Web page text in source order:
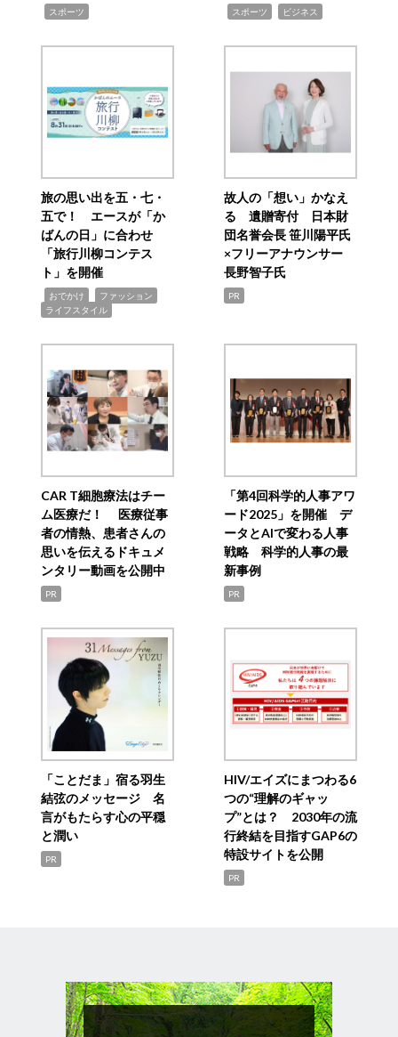
スポーツ スポーツ ビジネス
旅の思い出を五・七・
五で！ エースが「か
ばんの日」に合わせ
「旅行川柳コンテス
ト」を開催
おでかけ ファッション
ライフスタイル
故人の「想い」かなえ
る 遺贈寄付 日本財
団名誉会長 笹川陽平氏
×フリーアナウンサー
長野智子氏
PR
CAR T細胞療法はチー
ム医療だ！ 医療従事
者の情熱、患者さんの
思いを伝えるドキュメ
ンタリー動画を公開中
PR
「第4回科学的人事アワ
ード2025」を開催 デ
ータとAIで変わる人事
戦略 科学的人事の最
新事例
PR
「ことだま」宿る羽生
結弦のメッセージ 名
言がもたらす心の平穏
と潤い
PR
HIV/エイズにまつわる6
つの“理解のギャッ
プ”とは？ 2030年の流
行終結を目指すGAP6の
特設サイトを公開
PR